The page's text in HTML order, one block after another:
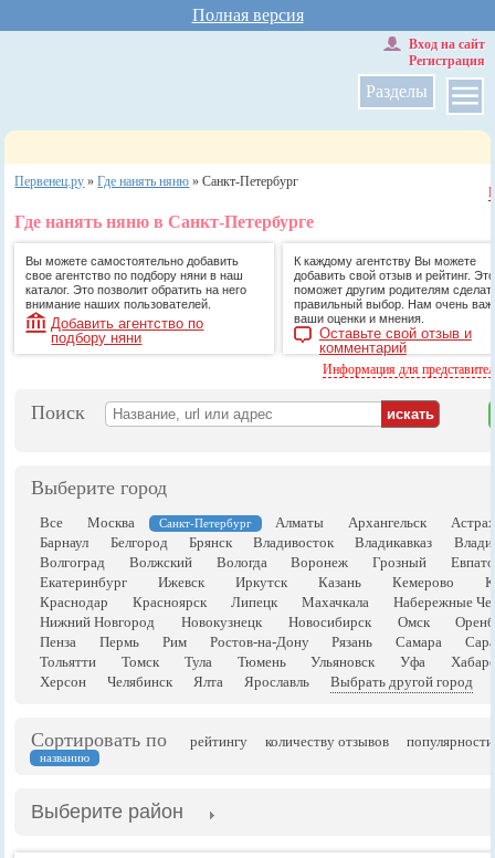
Полная версия
Разделы
Вход на сайт
Регистрация
Первенец.ру »Где нанять няню »Санкт-Петербург
Где нанять няню в Санкт-Петербурге
Вы можете самостоятельно добавить
свое агентство по подбору няни в наш
каталог. Это позволит обратить на него
внимание наших пользователей.
Добавить агентство по
подбору няни
К каждому агентству Вы можете
добавить свой отзыв и рейтинг. Это
поможет другим родителям
правильный выбор. Нам очень
ваши оценки и мнения.
Оставьте свой отзыв и
комментарий
Информация для
Поиск
Выберите город
Все Москва Санкт-Петербург Алматы Архангельск
Барнаул
Белгород Брянск Владивосток Владикавказ
Волгоград
Волжский Вологда Воронеж Грозный
Екатеринбург
Ижевск Иркутск Казань Кемерово
Краснодар
Красноярск Липецк Махачкала
Набережные
Нижний Новгород
Новокузнецк Новосибирск Омск
Пенза
Пермь Рим Ростов-на-Дону Рязань Самара
Тольятти
Томск Тула Тюмень Ульяновск Уфа
Херсон
Челябинск Ялта Ярославль Выбрать другой город
Сортировать по рейтингу количеству отзывов популярности
названию
Выберите район